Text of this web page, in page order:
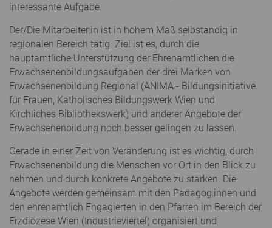
interessante Aufgabe.
Der/Die Mitarbeiter:in ist in hohem Maß selbständig in
regionalen Bereich tätig. Ziel ist es, durch die
hauptamtliche Unterstützung der Ehrenamtlichen die
Erwachsenenbildungsaufgaben der drei Marken von
Erwachsenenbildung Regional (ANIMA - Bildungsinitiative
für Frauen, Katholisches Bildungswerk Wien und
Kirchliches Bibliothekswerk) und anderer Angebote der
Erwachsenenbildung noch besser gelingen zu lassen.
Gerade in einer Zeit von Veränderung ist es wichtig, durch
Erwachsenenbildung die Menschen vor Ort in den Blick zu
nehmen und durch konkrete Angebote zu stärken. Die
Angebote werden gemeinsam mit den Pädagog:innen und
den ehrenamtlich Engagierten in den Pfarren im Bereich der
Erzdiözese Wien (Industrieviertel) organisiert und